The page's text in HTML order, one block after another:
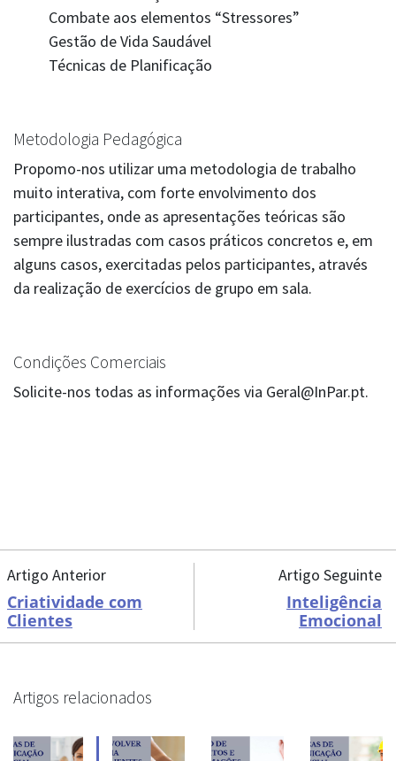
Combate aos elementos “Stressores”
Gestão de Vida Saudável
Técnicas de Planificação
Metodologia Pedagógica
Propomo-nos utilizar uma metodologia de trabalho
muito interativa, com forte envolvimento dos
participantes, onde as apresentações teóricas são
sempre ilustradas com casos práticos concretos e, em
alguns casos, exercitadas pelos participantes, através
da realização de exercícios de grupo em sala.
Condições Comerciais
Solicite-nos todas as informações via Geral@InPar.pt.
Artigo Anterior
Criatividade com
Clientes
Artigo Seguinte
Inteligência
Emocional
Artigos relacionados